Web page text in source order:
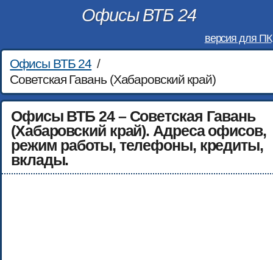
Офисы ВТБ 24
версия для ПК
Офисы ВТБ 24 /
Советская Гавань (Хабаровский край)
Офисы ВТБ 24 – Советская Гавань
(Хабаровский край). Адреса офисов,
режим работы, телефоны, кредиты,
вклады.